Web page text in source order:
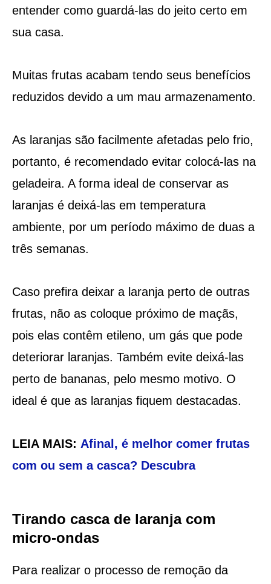
entender como guardá-las do jeito certo em
sua casa.
Muitas frutas acabam tendo seus benefícios
reduzidos devido a um mau armazenamento.
As laranjas são facilmente afetadas pelo frio,
portanto, é recomendado evitar colocá-las na
geladeira. A forma ideal de conservar as
laranjas é deixá-las em temperatura
ambiente, por um período máximo de duas a
três semanas.
Caso prefira deixar a laranja perto de outras
frutas, não as coloque próximo de maçãs,
pois elas contêm etileno, um gás que pode
deteriorar laranjas. Também evite deixá-las
perto de bananas, pelo mesmo motivo. O
ideal é que as laranjas fiquem destacadas.
LEIA MAIS: Afinal, é melhor comer frutas
com ou sem a casca? Descubra
Tirando casca de laranja com
micro-ondas
Para realizar o processo de remoção da